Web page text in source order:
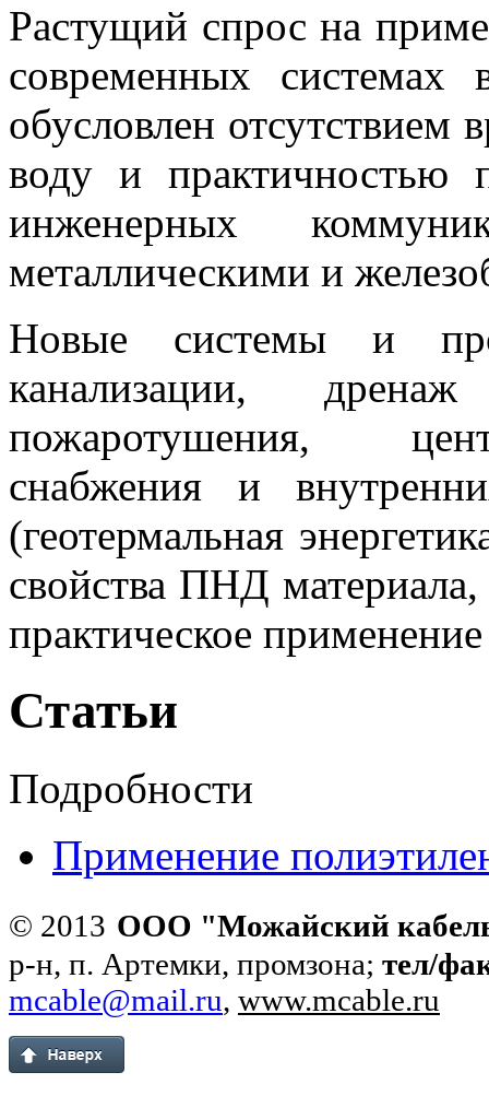
Растущий спрос на
современных системах
обусловлен отсутствием
воду и практичностью
инженерных
металлическими и
Новые системы и
канализации,
пожаротушения,
снабжения и
(геотермальная
свойства ПНД
практическое
Статьи
Подробности
Применение
© 2013 ООО "Можайский
р-н, п. Артемки, промзона; тел/
mcable@mail.ru, www.mcable.ru